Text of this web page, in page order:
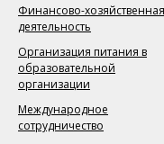
Финансово-хозяйственная
деятельность
Организация питания в
образовательной
организации
Международное
сотрудничество